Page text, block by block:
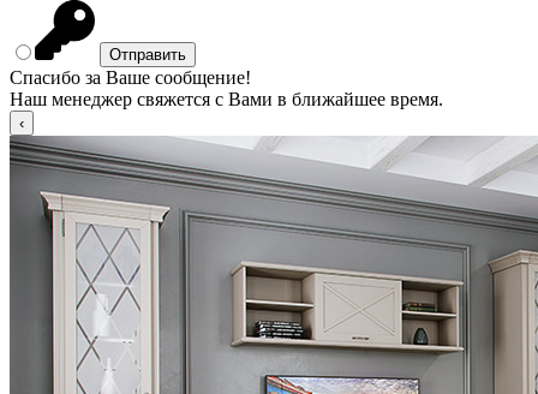
Спасибо за Ваше сообщение!
Наш менеджер свяжется с Вами в ближайшее время.